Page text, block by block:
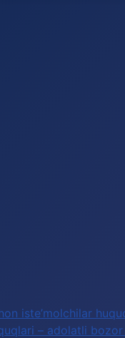
iste’molchilar
– adolatli